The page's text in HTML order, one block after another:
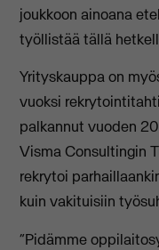
joukkoon ainoana
työllistää tällä
Yrityskauppa on
vuoksi
palkannut vuoden
Visma Consultingin
rekrytoi
kuin vakituisiin
“Pidämme